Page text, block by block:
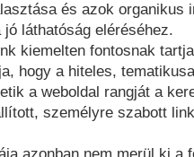
és azok organikus
jó láthatóság eléréséhez.
kiemelten fontosnak
hogy a hiteles,
a weboldal rangját a
személyre szabott